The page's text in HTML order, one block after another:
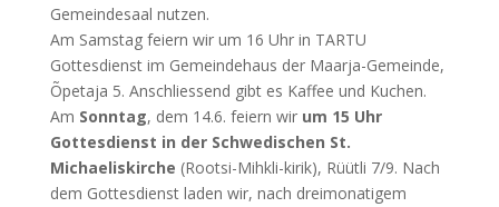
Gemeindesaal nutzen.
Am Samstag feiern wir um 16 Uhr in TARTU
Gottesdienst im Gemeindehaus der Maarja-Gemeinde,
Õpetaja 5. Anschliessend gibt es Kaffee und Kuchen.
Am Sonntag, dem 14.6. feiern wir um 15 Uhr
Gottesdienst in der Schwedischen St.
Michaeliskirche (Rootsi-Mihkli-kirik), Rüütli 7/9. Nach
dem Gottesdienst laden wir, nach dreimonatigem